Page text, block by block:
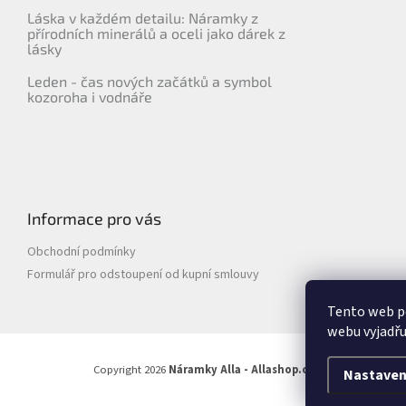
Tento web
webu
Láska v každém detailu: Náramky z
přírodních minerálů a oceli jako dárek z
lásky
Leden - čas nových začátků a symbol
kozoroha i vodnáře
Informace pro vás
Obchodní podmínky
Formulář pro odstoupení od kupní smlouvy
Copyright 2026 Náramky Alla - Allashop.cz . Všechna práva